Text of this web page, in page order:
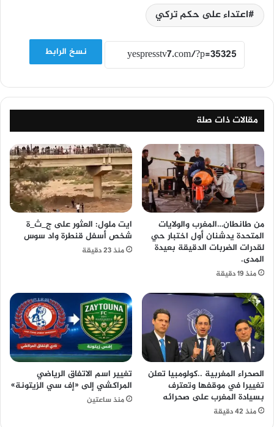
اعتداء على حكم تركي
نسخ الرابط
مقالات ذات صلة
من طانطان…المغرب والولايات
المتحدة يدشنان أول اختبار حي
لقدرات الضربات الدقيقة بعيدة
المدى.
منذ 19 دقيقة
ايت ملول: العثور على ج_ث_ة
شخص أسفل قنطرة واد سوس
منذ 23 دقيقة
الصحراء المغربية ..كولومبيا تعلن
تغييرا في موقفها وتعترف
بسيادة المغرب على صحرائه
منذ 42 دقيقة
تغيير اسم الاتفاق الرياضي
المراكشي إلى «إف سي الزيتونة»
منذ ساعتين